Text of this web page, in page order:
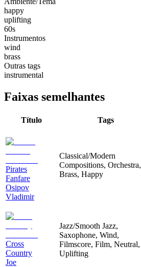
happy
uplifting
60s
Instrumentos
wind
brass
Outras tags
instrumental
Faixas semelhantes
Título Tags
Pirates
Fanfare
Osipov
Vladimir
Classical/Modern
Compositions, Orchestra,
Brass, Happy
Cross
Country
Joe
Jazz/Smooth Jazz,
Saxophone, Wind,
Filmscore, Film, Neutral,
Uplifting